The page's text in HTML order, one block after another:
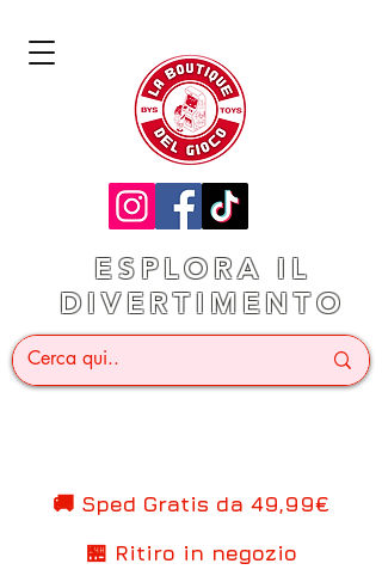
ESPLORA IL
DIVERTIMENTO
🚚 Sped Gratis da 49,99€
🏪 Ritiro in negozio